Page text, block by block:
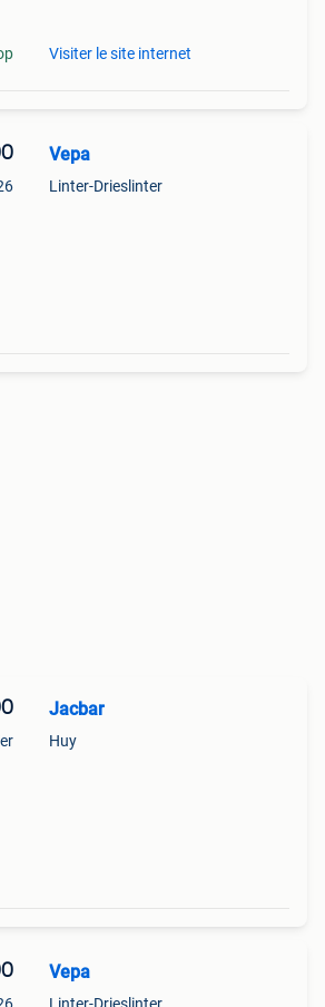
Visiter le site internet
Vepa
Linter-Drieslinter
Jacbar
Huy
Vepa